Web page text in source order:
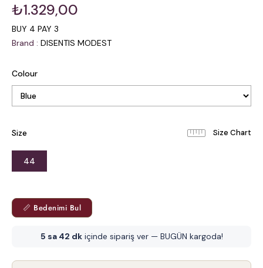
₺1.329,00
BUY 4 PAY 3
Brand : DISENTIS MODEST
Colour
Size
44
📏 Bedenimi Bul
5 sa 42 dkiçinde sipariş ver — BUGÜN kargoda!